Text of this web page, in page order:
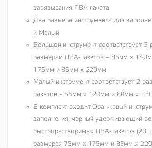
завязывания ПВА-пакета
Два размера инструмента для
и Малый
Большой инструмент соответствует 3
размерам ПВА-пакетов – 85мм х
175мм и 85мм х 220мм
Малый инструмент соответствует 2
пакетов – 55мм х 120мм и 60мм х
В комплект входит Оранжевый
заполнения, черный удерживающий
быстрорастворимых ПВА-пакетов (20
размерах 75мм х 175мм и 85мм х